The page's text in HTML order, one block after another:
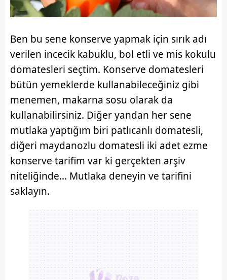
Ben bu sene konserve yapmak için sırık adı
verilen incecik kabuklu, bol etli ve mis kokulu
domatesleri seçtim. Konserve domatesleri
bütün yemeklerde kullanabileceğiniz gibi
menemen, makarna sosu olarak da
kullanabilirsiniz. Diğer yandan her sene
mutlaka yaptığım biri patlıcanlı domatesli,
diğeri maydanozlu domatesli iki adet ezme
konserve tarifim var ki gerçekten arşiv
niteliğinde... Mutlaka deneyin ve tarifini
saklayın.